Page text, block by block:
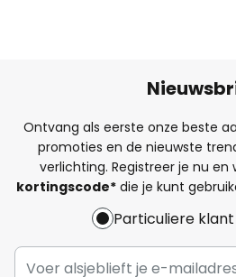
Ontvang als eerste onze beste
promoties en de nieuwste
verlichting. Registreer je nu en
kortingscode*die je kunt
Particuliere klant